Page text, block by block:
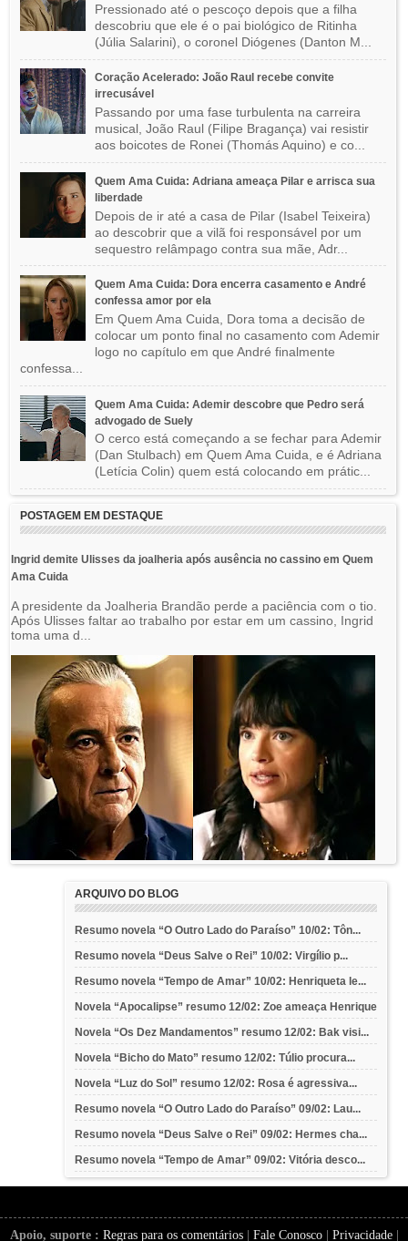
Pressionado até o pescoço depois que a filha
descobriu que ele é o pai biológico de Ritinha
(Júlia Salarini), o coronel Diógenes (Danton M...
Coração Acelerado: João Raul recebe convite
irrecusável
Passando por uma fase turbulenta na carreira
musical, João Raul (Filipe Bragança) vai resistir
aos boicotes de Ronei (Thomás Aquino) e co...
Quem Ama Cuida: Adriana ameaça Pilar e arrisca sua
liberdade
Depois de ir até a casa de Pilar (Isabel Teixeira)
ao descobrir que a vilã foi responsável por um
sequestro relâmpago contra sua mãe, Adr...
Quem Ama Cuida: Dora encerra casamento e André
confessa amor por ela
Em Quem Ama Cuida, Dora toma a decisão de
colocar um ponto final no casamento com Ademir
logo no capítulo em que André finalmente
confessa...
Quem Ama Cuida: Ademir descobre que Pedro será
advogado de Suely
O cerco está começando a se fechar para Ademir
(Dan Stulbach) em Quem Ama Cuida, e é Adriana
(Letícia Colin) quem está colocando em prátic...
POSTAGEM EM DESTAQUE
Ingrid demite Ulisses da joalheria após ausência no cassino em Quem
Ama Cuida
A presidente da Joalheria Brandão perde a paciência com o tio.
Após Ulisses faltar ao trabalho por estar em um cassino, Ingrid
toma uma d...
ARQUIVO DO BLOG
Resumo novela “O Outro Lado do Paraíso” 10/02: Tôn...
Resumo novela “Deus Salve o Rei” 10/02: Virgílio p...
Resumo novela “Tempo de Amar” 10/02: Henriqueta le...
Novela “Apocalipse” resumo 12/02: Zoe ameaça Henrique
Novela “Os Dez Mandamentos” resumo 12/02: Bak visi...
Novela “Bicho do Mato” resumo 12/02: Túlio procura...
Novela “Luz do Sol” resumo 12/02: Rosa é agressiva...
Resumo novela “O Outro Lado do Paraíso” 09/02: Lau...
Resumo novela “Deus Salve o Rei” 09/02: Hermes cha...
Resumo novela “Tempo de Amar” 09/02: Vitória desco...
Apoio, suporte : Regras para os comentários| Fale Conosco| Privacidade|